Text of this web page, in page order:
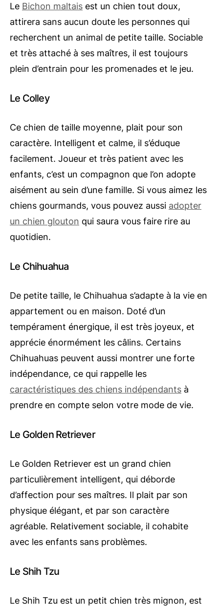
Le Bichon maltais est un chien tout doux,
attirera sans aucun doute les personnes qui
recherchent un animal de petite taille. Sociable
et très attaché à ses maîtres, il est toujours
plein d’entrain pour les promenades et le jeu.
Le Colley
Ce chien de taille moyenne, plait pour son
caractère. Intelligent et calme, il s’éduque
facilement. Joueur et très patient avec les
enfants, c’est un compagnon que l’on adopte
aisément au sein d’une famille. Si vous aimez les
chiens gourmands, vous pouvez aussi adopter
un chien glouton qui saura vous faire rire au
quotidien.
Le Chihuahua
De petite taille, le Chihuahua s’adapte à la vie en
appartement ou en maison. Doté d’un
tempérament énergique, il est très joyeux, et
apprécie énormément les câlins. Certains
Chihuahuas peuvent aussi montrer une forte
indépendance, ce qui rappelle les
caractéristiques des chiens indépendants à
prendre en compte selon votre mode de vie.
Le Golden Retriever
Le Golden Retriever est un grand chien
particulièrement intelligent, qui déborde
d’affection pour ses maîtres. Il plait par son
physique élégant, et par son caractère
agréable. Relativement sociable, il cohabite
avec les enfants sans problèmes.
Le Shih Tzu
Le Shih Tzu est un petit chien très mignon, est